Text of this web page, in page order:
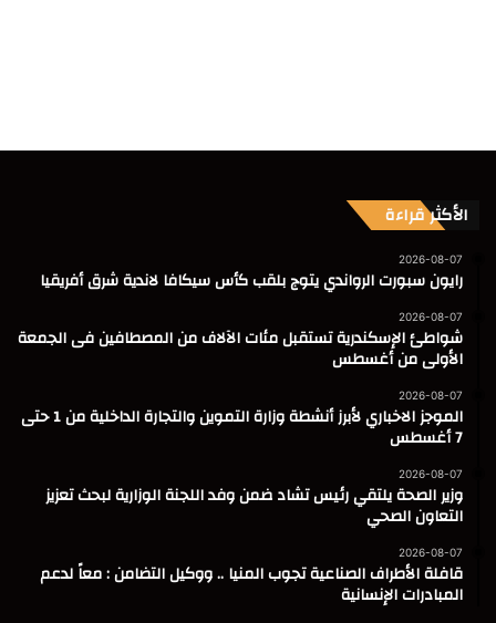
الأكثر قراءة
2026-08-07
رايون سبورت الرواندي يتوج بلقب كأس سيكافا لاندية شرق أفريقيا
2026-08-07
شواطئ الإسكندرية تستقبل مئات الآلاف من المصطافين فى الجمعة
الأولى من أغسطس
2026-08-07
الموجز الاخباري لأبرز أنشطة وزارة التموين والتجارة الداخلية من 1 حتى
7 أغسطس
2026-08-07
وزير الصحة يلتقي رئيس تشاد ضمن وفد اللجنة الوزارية لبحث تعزيز
التعاون الصحي
2026-08-07
قافلة الأطراف الصناعية تجوب المنيا .. ووكيل التضامن : معاً لدعم
المبادرات الإنسانية